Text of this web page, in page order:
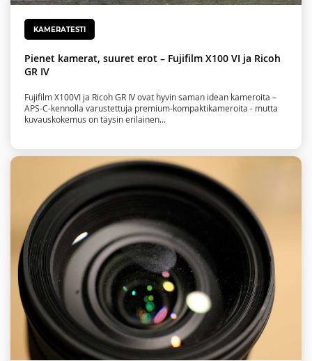
KAMERATESTI
Pienet kamerat, suuret erot – Fujifilm X100 VI ja Ricoh
GR IV
Fujifilm X100VI ja Ricoh GR IV ovat hyvin saman idean kameroita –
APS-C-kennolla varustettuja premium-kompaktikameroita - mutta
kuvauskokemus on täysin erilainen...